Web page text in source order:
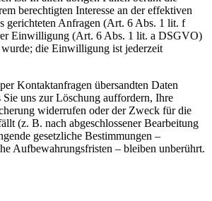
berechtigten Interesse an der effektiven
gerichteten Anfragen (Art. 6 Abs. 1 lit. f
Einwilligung (Art. 6 Abs. 1 lit. a DSGVO)
wurde; die Einwilligung ist jederzeit
Kontaktanfragen übersandten Daten
Sie uns zur Löschung auffordern, Ihre
widerrufen oder der Zweck für die
(z. B. nach abgeschlossener Bearbeitung
gesetzliche Bestimmungen –
Aufbewahrungsfristen – bleiben unberührt.